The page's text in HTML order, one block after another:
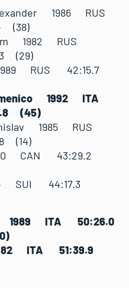
1986 RUS
(38)
1982 RUS
(29)
RUS 42:15.7
1992 ITA
(45)
1985 RUS
(14)
CAN 43:29.2
SUI 44:17.3
1989 ITA 50:26.0
ITA 51:39.9